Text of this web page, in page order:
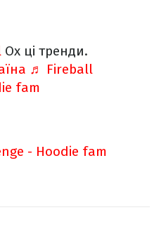
Ох ці тренди.
♬ Fireball
fam
- Hoodie fam